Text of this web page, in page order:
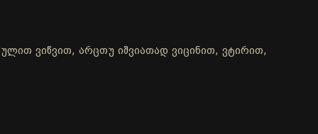
ვიწვით, არცთუ იშვიათად ვიცინით, ვტირით,